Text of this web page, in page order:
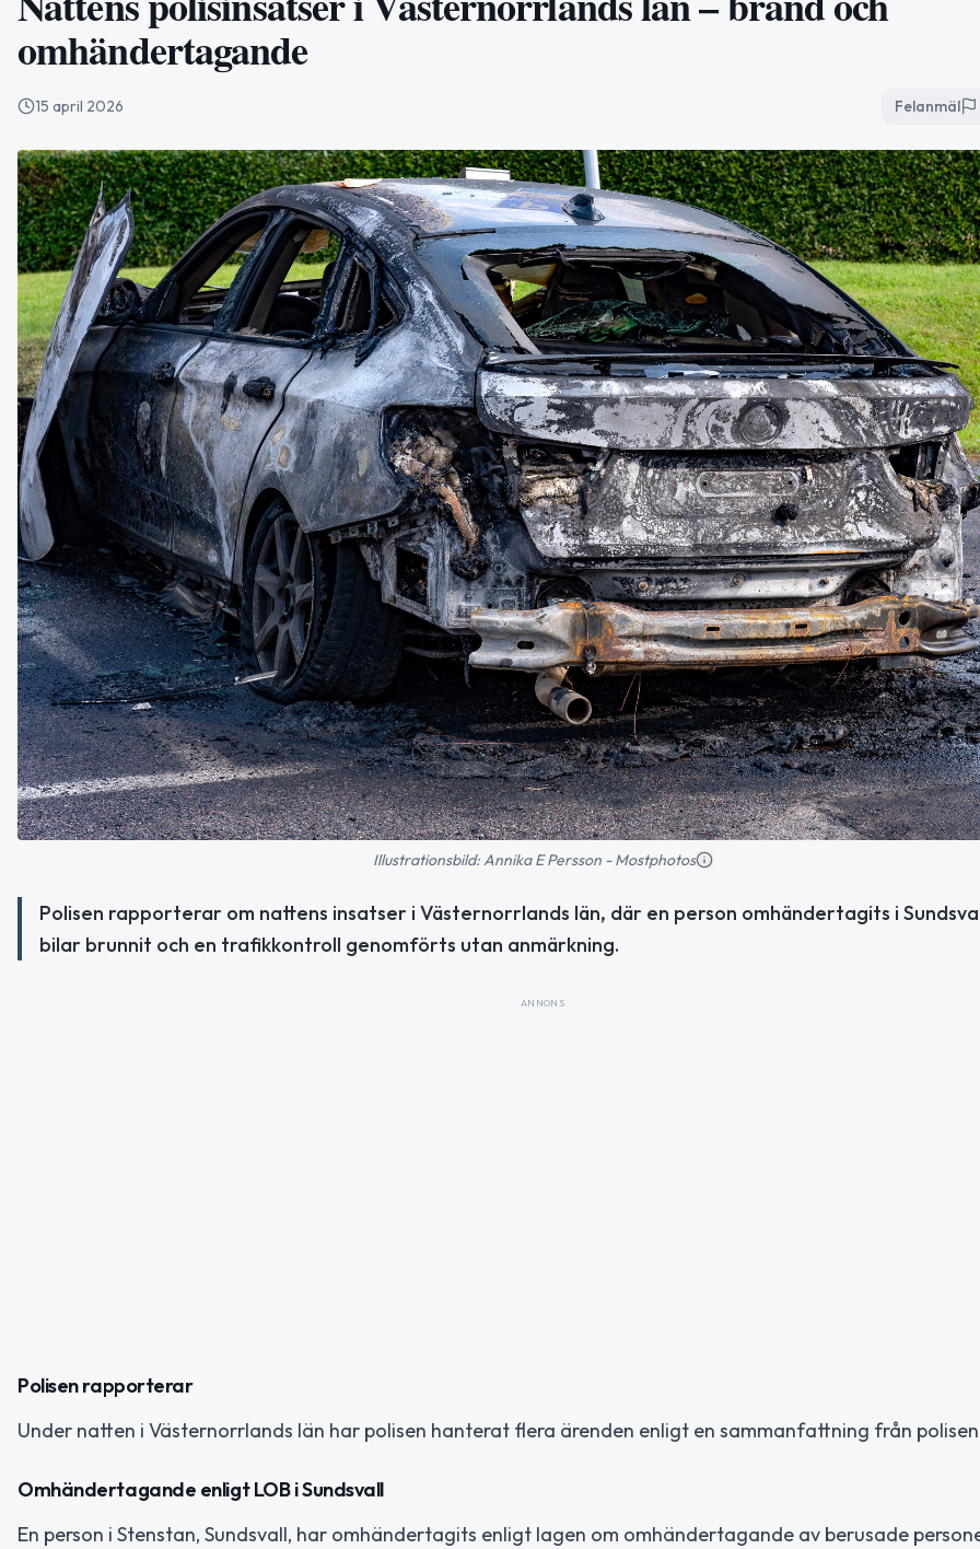
omhändertagande
15 april 2026 Felanmäl
Illustrationsbild: Annika E Persson - Mostphotos
Polisen rapporterar om nattens insatser i Västernorrlands län, där en person omhändertagits i
bilar brunnit och en trafikkontroll genomförts utan anmärkning.
ANNONS
Polisen rapporterar
Under natten i Västernorrlands län har polisen hanterat flera ärenden enligt en sammanfattning från
Omhändertagande enligt LOB i Sundsvall
En person i Stenstan, Sundsvall, har omhändertagits enligt lagen om omhändertagande av berusade